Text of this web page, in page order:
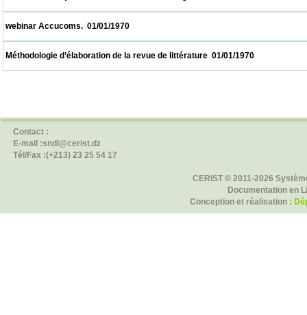
webinar Accucoms.  01/01/1970
Méthodologie d’élaboration de la revue de littérature  01/01/
Contact :
E-mail :sndl@cerist.dz
Tél/Fax :(+213) 23 25 54 17
CERIST © 2011-2026
Documentation en
Conception et réalisation :